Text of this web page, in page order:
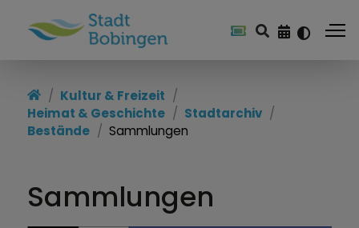
Kultur & Freizeit
Heimat & Geschichte
Stadtarchiv
Bestände
Sammlungen
Sammlungen